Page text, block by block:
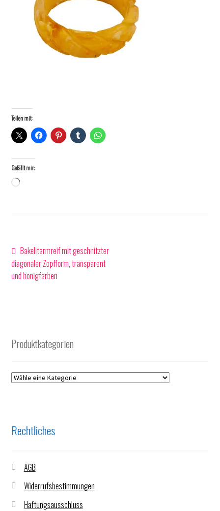
Teilen mit:
Gefällt mir:
Wird
Beitragsnavigation
Vorheriger
Beitrag:
Bakelitarmreif mit geschnitzter
diagonaler Zopfform, transparent
und honigfarben
Produktkategorien
Rechtliches
AGB
Widerrufsbestimmungen
Haftungsausschluss